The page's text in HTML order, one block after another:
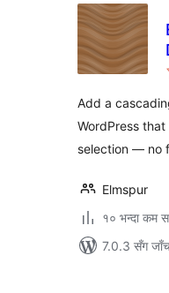
Add a
WordPress
selection — no
Elmspur
१० भन्दा कम
7.0.3 सँग जाँच